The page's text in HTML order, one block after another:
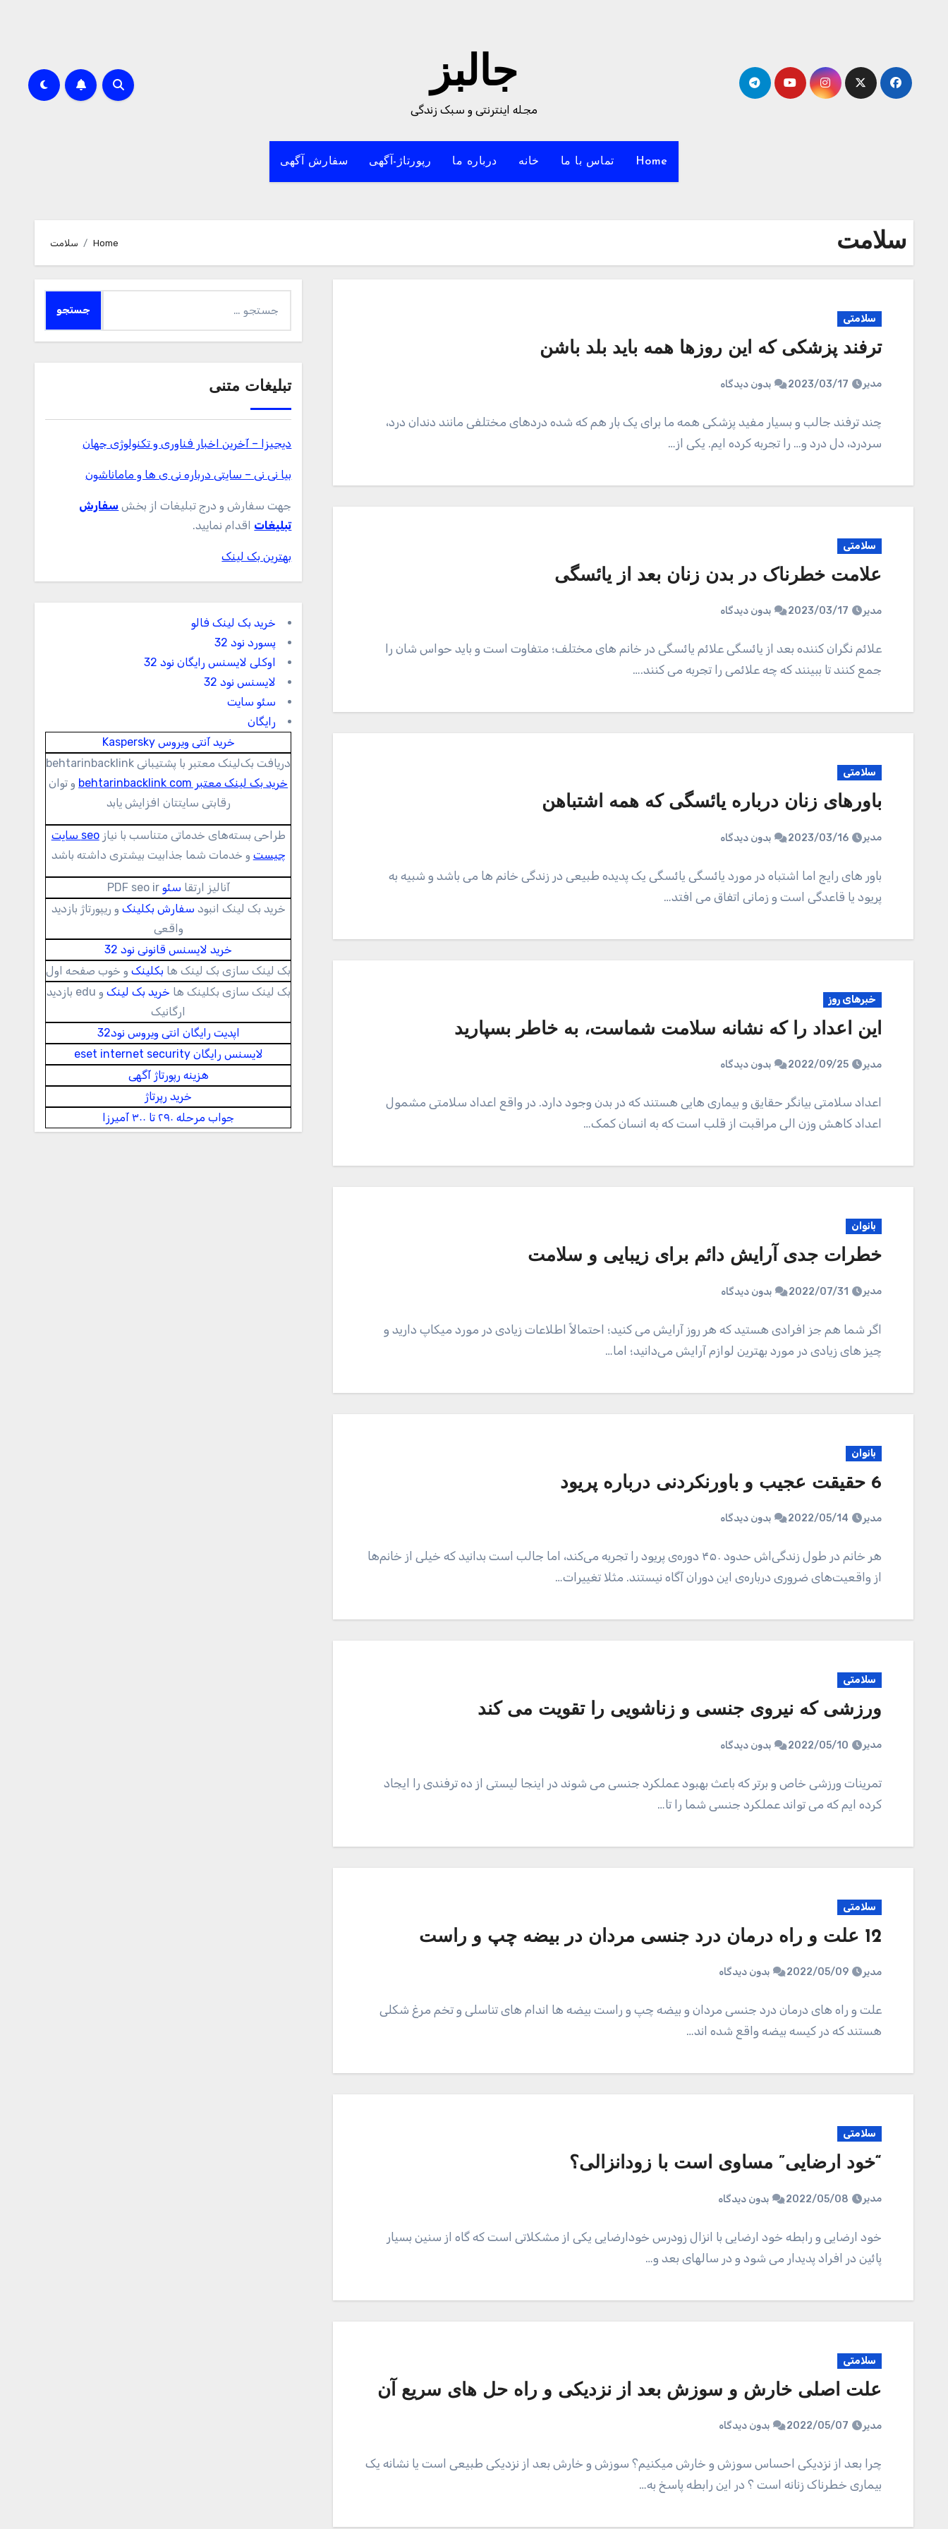
جالبز
مجله اینترنتی و سبک زندگی
Home تماس با ما خانه درباره ما رپورتاژ-آگهی سفارش آگهی
سلامت Home سلامت
سلامتی
ترفند پزشکی که این روزها همه باید بلد باشن
مدیر 2023/03/17 بدون دیدگاه
چند ترفند جالب و بسیار مفید پزشکی همه ما برای یک بار هم که شده دردهای مختلفی مانند دندان درد،
سردرد، دل درد و… را تجربه کرده ایم. یکی از…
سلامتی
علامت خطرناک در بدن زنان بعد از یائسگی
مدیر 2023/03/17 بدون دیدگاه
علائم نگران کننده بعد از یائسگی علائم یائسگی در خانم های مختلف؛ متفاوت است و باید حواس شان را
جمع کنند تا ببینند که چه علائمی را تجربه می کنند.…
سلامتی
باورهای زنان درباره یائسگی که همه اشتباهن
مدیر 2023/03/16 بدون دیدگاه
باور های رایج اما اشتباه در مورد یائسگی یائسگی یک پدیده طبیعی در زندگی خانم ها می باشد و شبیه به
پریود یا قاعدگی است و زمانی اتفاق می‌ افتد…
خبرهای روز
این اعداد را که نشانه سلامت شماست، به خاطر بسپارید
مدیر 2022/09/25 بدون دیدگاه
اعداد سلامتی بیانگر حقایق و بیماری هایی هستند که در بدن وجود دارد. در واقع اعداد سلامتی مشمول
اعداد کاهش وزن الی مراقبت از قلب است که به انسان کمک…
بانوان
خطرات جدی آرایش دائم برای زیبایی و سلامت
مدیر 2022/07/31 بدون دیدگاه
اگر شما هم جز افرادی هستید که هر روز آرایش می‌ کنید؛ احتمالاً اطلاعات زیادی در مورد میکاپ دارید و
چیز های زیادی در مورد بهترین لوازم آرایش می‌دانید؛ اما…
بانوان
6 حقیقت عجیب و باورنکردنی درباره پریود
مدیر 2022/05/14 بدون دیدگاه
هر خانم در طول زندگی‌اش حدود ۴۵۰ دوره‌ی پریود را تجربه می‌کند، اما جالب است بدانید که خیلی از خانم‌ها
از واقعیت‌های ضروری درباره‌ی این دوران آگاه نیستند. مثلا تغییرات…
سلامتی
ورزشی که نیروی جنسی و زناشویی را تقویت می کند
مدیر 2022/05/10 بدون دیدگاه
تمرینات ورزشی خاص و برتر که باعث بهبود عملکرد جنسی می شوند در اینجا لیستی از ده ترفندی را ایجاد
کرده ایم که می تواند عملکرد جنسی شما را تا…
سلامتی
12 علت و راه درمان درد جنسی مردان در بیضه چپ و راست
مدیر 2022/05/09 بدون دیدگاه
علت و راه های درمان درد جنسی مردان و بیضه چپ و راست بیضه ها اندام های تناسلی و تخم مرغ شکلی
هستند که در کیسه بیضه واقع شده اند…
سلامتی
“خود ارضایی” مساوی است با زودانزالی؟
مدیر 2022/05/08 بدون دیدگاه
خود ارضایی و رابطه خود ارضایی با انزال زودرس خودارضایی یکی از مشکلاتی است که گاه از سنین بسیار
پائین در افراد پدیدار می شود و در سالهای بعد و…
سلامتی
علت اصلی خارش و سوزش بعد از نزدیکی و راه حل های سریع آن
مدیر 2022/05/07 بدون دیدگاه
چرا بعد از نزدیکی احساس سوزش و خارش میکنیم؟ سوزش و خارش بعد از نزدیکی طبیعی است یا نشانه یک
بیماری خطرناک زنانه است ؟ در این رابطه پاسخ به…
برای:
تبلیغات متنی
دیجیزا – آخرین اخبار فناوری و تکنولوژی جهان
بیا نی نی – سایتی درباره نی ی ها و ماماناشون
جهت سفارش و درج تبلیغات از بخش سفارش
تبلیغات اقدام نمایید.
بهترین بک لینک
خرید بک لینک فالو
پسورد نود 32
اوکلی لایسنس رایگان نود 32
لایسنس نود 32
سئو سایت
رایگان
خرید آنتی ویروس Kaspersky
دریافت بک‌لینک معتبر با پشتیبانی behtarinbacklink
خرید بک لینک معتبر behtarinbacklink com
و توان
رقابتی سایتتان افزایش یابد
طراحی بسته‌های خدماتی متناسب با نیاز
seo سایت
چیست و خدمات شما جذابیت بیشتری داشته باشد
آنالیز ارتقا سئو PDF seo ir
خرید بک لینک انبود سفارش بکلینک و ریپورتاژ بازدید
واقعی
خرید لایسنس قانونی نود 32
بک لینک سازی بک لینک ها بکلینکو خوب صفحه اول
بک لینک سازی بکلینک ها خرید بک لینک
و edu بازدید
ارگانیک
اپدیت رایگان انتی ویروس نود32
لایسنس رایگان eset internet security
هزینه رپورتاژ آگهی
خرید رپرتاژ
جواب مرحله ۲۹۰ تا ۳۰۰ آمیرزا